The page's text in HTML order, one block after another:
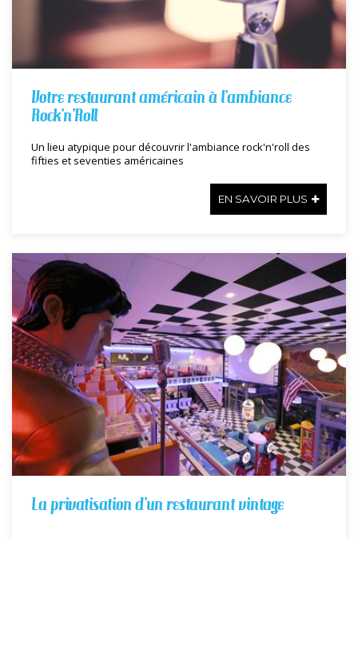
Votre restaurant américain à l’ambiance
Rock’n’Roll
Un lieu atypique pour découvrir l'ambiance rock'n'roll des
fifties et seventies américaines
EN SAVOIR PLUS
La privatisation d’un restaurant vintage